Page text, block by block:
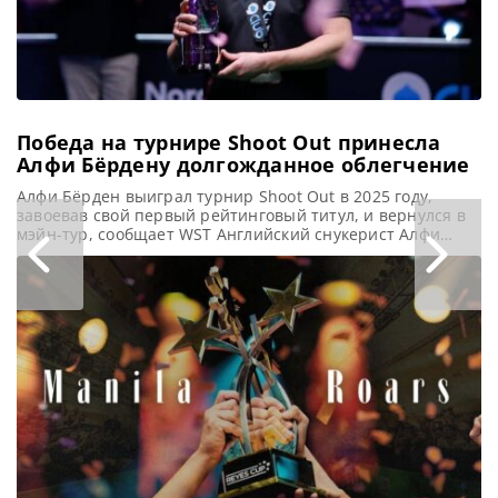
рейтинге,
продемонстрировал
многообещающие
Победа на турнире Shoot Out принесла
Алфи Бёрдену долгожданное облегчение
Алфи Бёрден выиграл турнир Shoot Out в 2025 году,
завоевав свой первый рейтинговый титул, и вернулся в
мэйн-тур, сообщает WST Английский снукерист Алфи
Бёрден пережил поистине знаковый момент в прошлом
сезоне, одержав свой первый рейтинговый титул на
турнире Shoot Out. Это достижение стало кульминацией
30-ти летней профессиональной карьеры. Более того, эта
победа открыла для бывшего